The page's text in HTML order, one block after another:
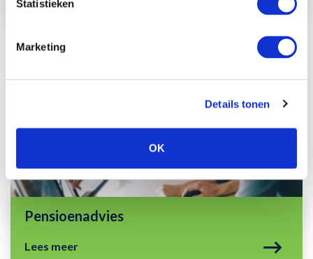
Statistieken
Marketing
Details tonen
OK
Pensioenadvies
Lees meer